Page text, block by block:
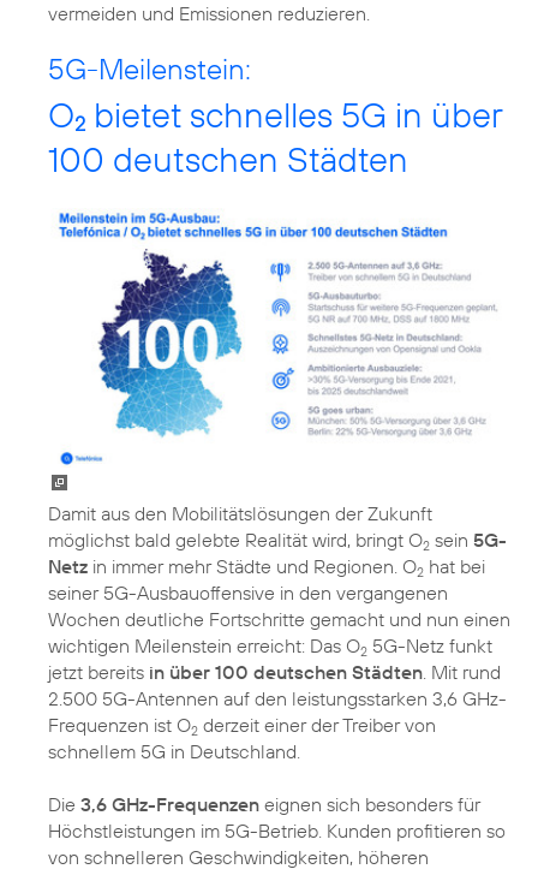
5G-Meilenstein:
O2 bietet schnelles 5G in über
100 deutschen Städten
Damit aus den Mobilitätslösungen der Zukunft
möglichst bald gelebte Realität wird, bringt O2 sein 5G-
Netz in immer mehr Städte und Regionen. O2 hat bei
seiner 5G-Ausbauoffensive in den vergangenen
Wochen deutliche Fortschritte gemacht und nun einen
wichtigen Meilenstein erreicht: Das O2 5G-Netz funkt
jetzt bereits in über 100 deutschen Städten. Mit rund
2.500 5G-Antennen auf den leistungsstarken 3,6 GHz-
Frequenzen ist O2 derzeit einer der Treiber von
schnellem 5G in Deutschland.
Die 3,6 GHz-Frequenzen eignen sich besonders für
Höchstleistungen im 5G-Betrieb. Kunden profitieren so
von schnelleren Geschwindigkeiten, höheren